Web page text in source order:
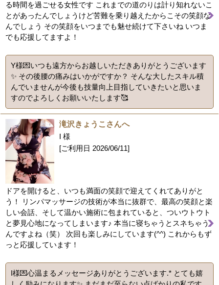
る時間を過ごせる女性です これまでの道のりは計り知れないこ
とがあったんでしょうけど苦難を乗り越えたからこその笑顔な
んでしょう その笑顔をいつまでも魅せ続けて下さいね いつま
でも応援してますよ！
Y様💌いつも遠方からお越しいただきありがとうございます
✨ その後腰の痛みはいかがですか？ そんな大したスキル積
んでいませんが今後も技量向上目指していきたいと思いま
すのでよろしくお願いいたします🥰
滝沢きょうこさんへ
I 様
[ご利用日 2026/06/11]
ドアを開けると、いつも満面の笑顔で迎えてくれてありがと
う！ リンパマッサージの技術が本当に抜群で、最高の笑顔と楽
しい会話、そして温かい施術に包まれていると、ついウトウト
と夢見心地になってしまいます♪ 本当に寝ちゃうとスネちゃう
んですよね（笑） 次回も楽しみにしています(^^) これからもず
っと応援しています！
I様💌心温まるメッセージありがとうございます.* とても嬉